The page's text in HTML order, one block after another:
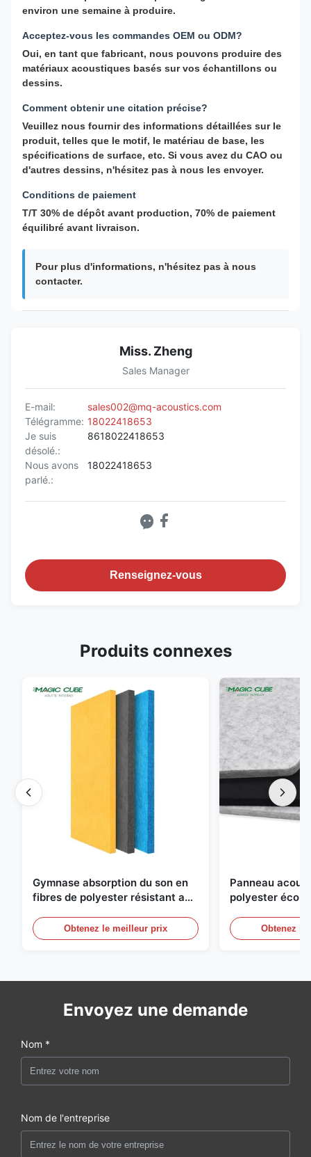
environ une semaine à produire.
Acceptez-vous les commandes OEM ou ODM?
Oui, en tant que fabricant, nous pouvons produire des
matériaux acoustiques basés sur vos échantillons ou
dessins.
Comment obtenir une citation précise?
Veuillez nous fournir des informations détaillées sur le
produit, telles que le motif, le matériau de base, les
spécifications de surface, etc. Si vous avez du CAO ou
d'autres dessins, n'hésitez pas à nous les envoyer.
Conditions de paiement
T/T 30% de dépôt avant production, 70% de paiement
équilibré avant livraison.
Pour plus d'informations, n'hésitez pas à nous
contacter.
Miss. Zheng
Sales Manager
E-mail:
sales002@mq-acoustics.com
Télégramme: 18022418653
Je suis
désolé.:
8618022418653
Nous avons
parlé.:
18022418653
Renseignez-vous
Produits connexes
Gymnase absorption du son en
fibres de polyester résistant au
personnalisée
Obtenez le meilleur prix
Panneau
polyester
Obtenez
Envoyez une demande
Nom *
Nom de l'entreprise